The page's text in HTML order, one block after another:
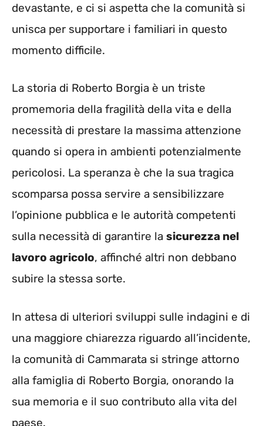
devastante, e ci si aspetta che la comunità si
unisca per supportare i familiari in questo
momento difficile.
La storia di Roberto Borgia è un triste
promemoria della fragilità della vita e della
necessità di prestare la massima attenzione
quando si opera in ambienti potenzialmente
pericolosi. La speranza è che la sua tragica
scomparsa possa servire a sensibilizzare
l’opinione pubblica e le autorità competenti
sulla necessità di garantire la sicurezza nel
lavoro agricolo, affinché altri non debbano
subire la stessa sorte.
In attesa di ulteriori sviluppi sulle indagini e di
una maggiore chiarezza riguardo all’incidente,
la comunità di Cammarata si stringe attorno
alla famiglia di Roberto Borgia, onorando la
sua memoria e il suo contributo alla vita del
paese.